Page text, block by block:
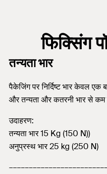
फिक्सिंग
तन्यता भार
पैकेजिंग पर निर्दिष्ट भार केवल एक
और तन्यता और कतरनी भार से कम
उदाहरण:
तन्यता भार 15 Kg (150 N))
अनुप्रस्थ भार 25 kg (250 N)